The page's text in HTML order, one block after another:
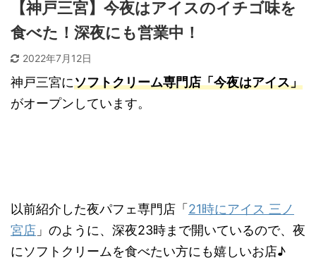
【神戸三宮】今夜はアイスのイチゴ味を
食べた！深夜にも営業中！
2022年7月12日
神戸三宮にソフトクリーム専門店「今夜はアイス」
がオープンしています。
以前紹介した夜パフェ専門店「 21時にアイス 三ノ
宮店 」のように、深夜23時まで開いているので、夜
にソフトクリームを食べたい方にも嬉しいお店♪